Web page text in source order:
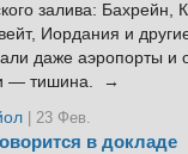
залива: Бахрейн,
Иордания и
даже аэропорты и
— тишина. →
| 23 Фев.
в докладе